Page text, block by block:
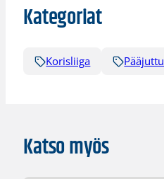
Kategoriat
Korisliiga Pääjuttu
Katso myös